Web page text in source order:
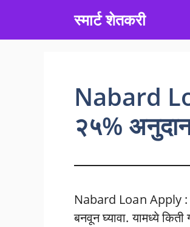
content
स्मार्ट शेतकरी
Nabard
२५%
Nabard Loan Apply :
बनवून घ्यावा. यामध्ये